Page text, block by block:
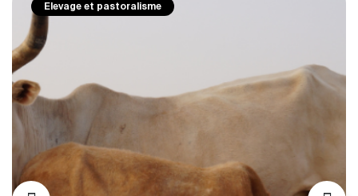
Changements climatiques